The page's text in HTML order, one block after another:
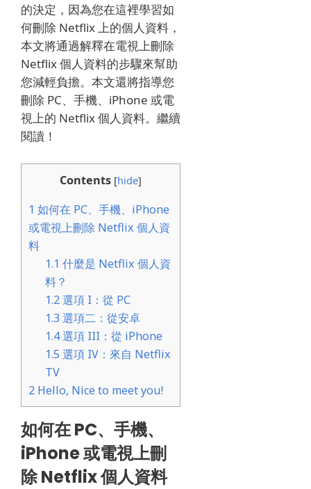
的決定，因為您在這裡學習如
何刪除 Netflix 上的個人資料，
本文將通過解釋在電視上刪除
Netflix 個人資料的步驟來幫助
您減輕負擔。 本文還將指導您
刪除 PC、手機、iPhone 或電
視上的 Netflix 個人資料。 繼續
閱讀！
Contents [hide]
1 如何在 PC、手機、iPhone
或電視上刪除 Netflix 個人資
料
1.1 什麼是 Netflix 個人資
料？
1.2選項 I：從 PC
1.3 選項二：從安卓
1.4選項 III：從 iPhone
1.5 選項 IV：來自 Netflix
TV
2 Hello, Nice to meet you!
如何在 PC、手機、
iPhone 或電視上刪
除 Netflix 個人資料